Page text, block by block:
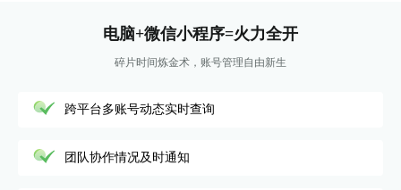
电脑+微信小程序=火力全开
碎片时间炼金术，账号管理自由新生
跨平台多账号动态实时查询
团队协作情况及时通知